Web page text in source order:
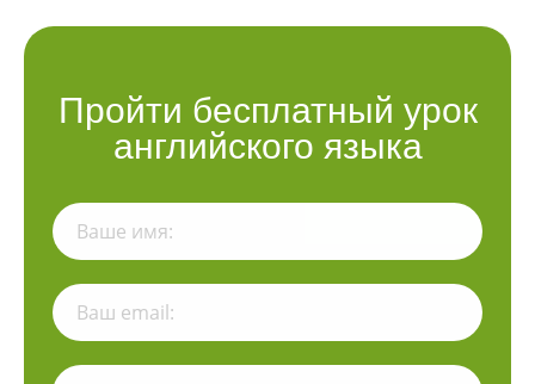
Пройти бесплатный урок
английского языка